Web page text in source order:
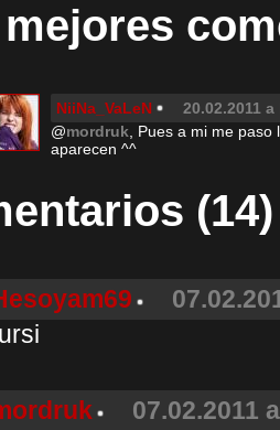
NiiNa_VaLeN
20.02.2011
@mordruk , Pues a mi me
aparecen ^^
(14)
07.02.2011